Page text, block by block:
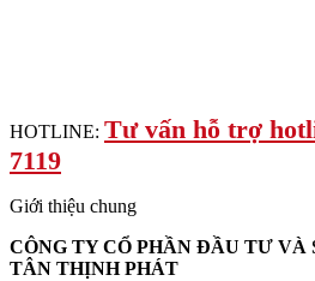
HOTLINE: Tư vấn hỗ trợ
7119
Giới thiệu chung
CÔNG TY CỔ PHẦN ĐẦU TƯ
TÂN THỊNH PHÁT